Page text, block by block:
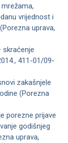
vrijednost i
uprava,
skraćenje
411-01/09-
zakašnjele
(Porezna
porezne prijave
godišnjeg
uprava,